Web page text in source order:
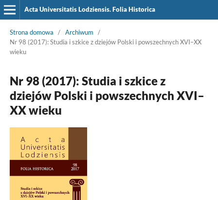
Acta Universitatis Lodziensis. Folia Historica
Strona domowa / Archiwum
/
Nr 98 (2017): Studia i szkice z dziejów Polski i powszechnych XVI–XX
wieku
Nr 98 (2017): Studia i szkice z
dziejów Polski i powszechnych XVI–
XX wieku